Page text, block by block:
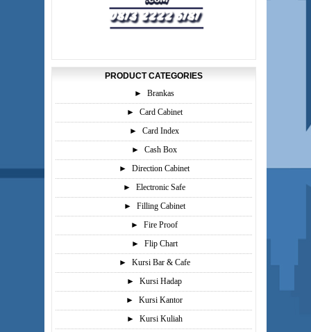
PRODUCT CATEGORIES
►
Brankas
►
Card Cabinet
►
Card Index
►
Cash Box
►
Direction Cabinet
►
Electronic Safe
►
Filling Cabinet
►
Fire Proof
►
Flip Chart
►
Kursi Bar & Cafe
►
Kursi Hadap
►
Kursi Kantor
►
Kursi Kuliah